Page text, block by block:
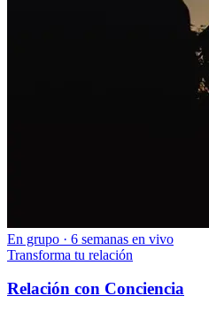
En grupo · 6 semanas en vivo
Transforma tu relación
Relación con Conciencia